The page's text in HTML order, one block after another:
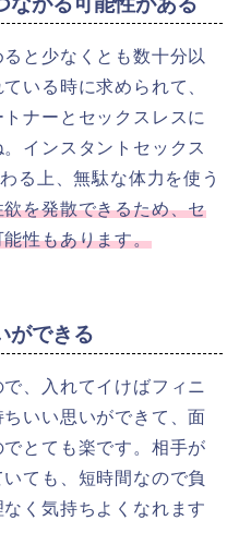
と少なくとも数十分以
いる時に求められて、
ナーとセックスレスに
インスタントセックス
る上、無駄な体力を使う
を発散できるため、セ
性もあります。
ができる
、入れてイけばフィニ
いい思いができて、面
とても楽です。相手が
ても、短時間なので負
く気持ちよくなれます